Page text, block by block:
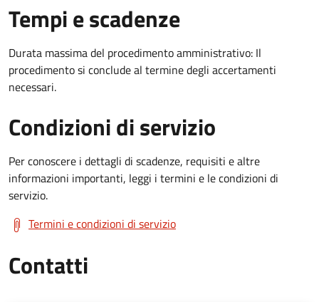
Tempi e scadenze
Durata massima del procedimento amministrativo: Il
procedimento si conclude al termine degli accertamenti
necessari.
Condizioni di servizio
Per conoscere i dettagli di scadenze, requisiti e altre
informazioni importanti, leggi i termini e le condizioni di
servizio.
Termini e condizioni di servizio
Contatti